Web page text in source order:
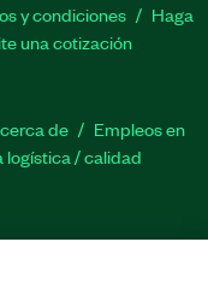
y condiciones
Haga
una cotización
de
Empleos en
logística / calidad